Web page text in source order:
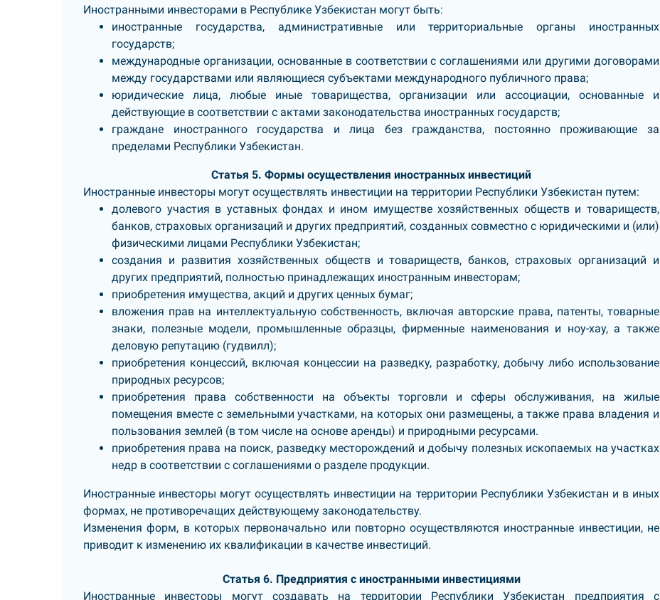
Иностранными инвесторами в Республике Узбекистан могут быть:
иностранные государства, административные или территориальные органы иностранных
государств;
международные организации, основанные в соответствии с соглашениями или другими договорами
между государствами или являющиеся субъектами международного публичного права;
юридические лица, любые иные товарищества, организации или ассоциации, основанные и
действующие в соответствии с актами законодательства иностранных государств;
граждане иностранного государства и лица без гражданства, постоянно проживающие за
пределами Республики Узбекистан.
Статья 5. Формы осуществления иностранных инвестиций
Иностранные инвесторы могут осуществлять инвестиции на территории Республики Узбекистан путем:
долевого участия в уставных фондах и ином имуществе хозяйственных обществ и товариществ,
банков, страховых организаций и других предприятий, созданных совместно с юридическими и (или)
физическими лицами Республики Узбекистан;
создания и развития хозяйственных обществ и товариществ, банков, страховых организаций и
других предприятий, полностью принадлежащих иностранным инвесторам;
приобретения имущества, акций и других ценных бумаг;
вложения прав на интеллектуальную собственность, включая авторские права, патенты, товарные
знаки, полезные модели, промышленные образцы, фирменные наименования и ноу-хау, а также
деловую репутацию (гудвилл);
приобретения концессий, включая концессии на разведку, разработку, добычу либо использование
природных ресурсов;
приобретения права собственности на объекты торговли и сферы обслуживания, на жилые
помещения вместе с земельными участками, на которых они размещены, а также права владения и
пользования землей (в том числе на основе аренды) и природными ресурсами.
приобретения права на поиск, разведку месторождений и добычу полезных ископаемых на участках
недр в соответствии с соглашениями о разделе продукции.
Иностранные инвесторы могут осуществлять инвестиции на территории Республики Узбекистан и в иных
формах, не противоречащих действующему законодательству.
Изменения форм, в которых первоначально или повторно осуществляются иностранные инвестиции, не
приводит к изменению их квалификации в качестве инвестиций.
Статья 6. Предприятия с иностранными инвестициями
Иностранные инвесторы могут создавать на территории Республики Узбекистан предприятия с